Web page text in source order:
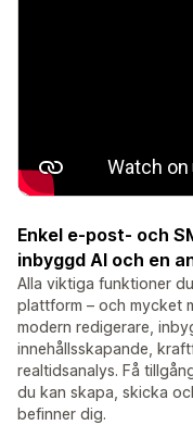
Enkel e-post- och
inbyggd AI och en
Alla viktiga funktioner
plattform – och mycket
modern redigerare,
innehållsskapande,
realtidsanalys. Få
du kan skapa, skicka
befinner dig.